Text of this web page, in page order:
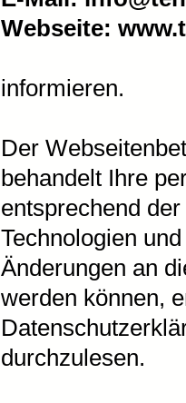
Webseite:
informieren.
Der
behandelt Ihre
entsprechend
Technologien
Änderungen an
werden können,
durchzulesen.